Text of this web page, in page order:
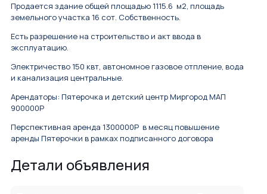
Продается здание общей площадью 1115.6 м2, площадь
земельного участка 16 сот. Собственность.
Есть разрешение на строительство и акт ввода в
эксплуатацию.
Электричество 150 квт, автономное газовое отпление, вода
и канализация центральные.
Арендаторы: Пятерочка и детский центр Миргород МАП
900000Р
Перспективная аренда 1300000Р в месяц повышение
аренды Пятерочки в рамках подписанного договора
Детали объявления